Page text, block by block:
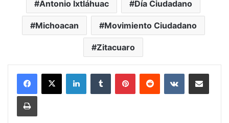
Antonio Ixtláhuac Día Ciudadano
Michoacan Movimiento Ciudadano
Zitacuaro
LinkedInTumblr PinterestReddit VKontakteCompartir por
Imprimir